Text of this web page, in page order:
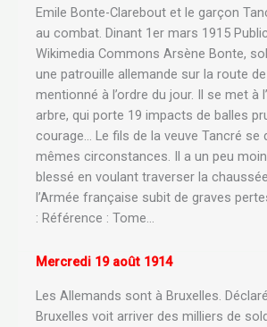
Emile Bonte-Clarebout et le garçon
au combat. Dinant 1er mars 1915
Wikimedia Commons Arsène Bonte,
une patrouille allemande sur la route
mentionné à l’ordre du jour. Il se met à
arbre, qui porte 19 impacts de balles
courage… Le fils de la veuve Tancré se
mêmes circonstances. Il a un peu
blessé en voulant traverser la
l’Armée française subit de graves
: Référence : Tome…
Mercredi 19 août 1914
Les Allemands sont à Bruxelles.
Bruxelles voit arriver des milliers de